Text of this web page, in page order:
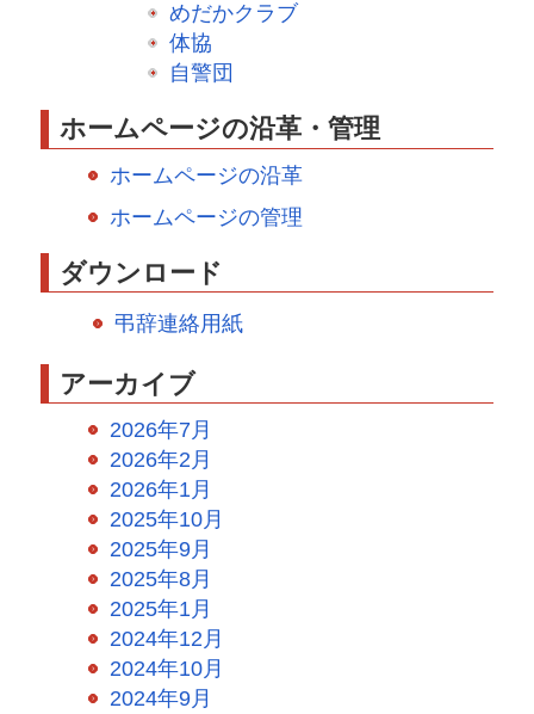
めだかクラブ
体協
自警団
ホームページの沿革・管理
ホームページの沿革
ホームページの管理
ダウンロード
弔辞連絡用紙
アーカイブ
2026年7月
2026年2月
2026年1月
2025年10月
2025年9月
2025年8月
2025年1月
2024年12月
2024年10月
2024年9月